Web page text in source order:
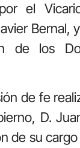
el
Bernal,
de los
de fe
D.
de su